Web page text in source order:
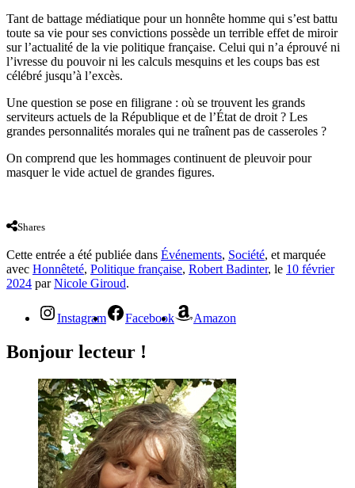
Tant de battage médiatique pour un honnête homme qui s’est battu
toute sa vie pour ses convictions possède un terrible effet de miroir
sur l’actualité de la vie politique française. Celui qui n’a éprouvé ni
l’ivresse du pouvoir ni les calculs mesquins et les coups bas est
célébré jusqu’à l’excès.
Une question se pose en filigrane : où se trouvent les grands
serviteurs actuels de la République et de l’État de droit ? Les
grandes personnalités morales qui ne traînent pas de casseroles ?
On comprend que les hommages continuent de pleuvoir pour
masquer le vide actuel de grandes figures.
Shares
Cette entrée a été publiée dans Événements, Société, et marquée
avec Honnêteté, Politique française, Robert Badinter, le 10 février
2024 parNicole Giroud.
Instagram Facebook Amazon
Bonjour lecteur !